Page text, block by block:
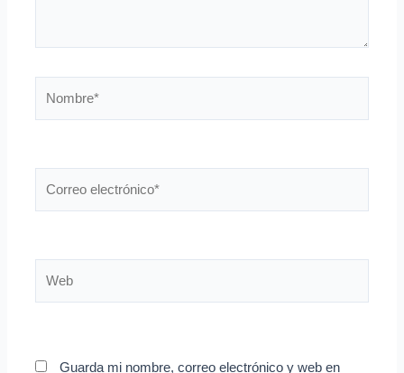
Guarda mi nombre, correo electrónico y web en